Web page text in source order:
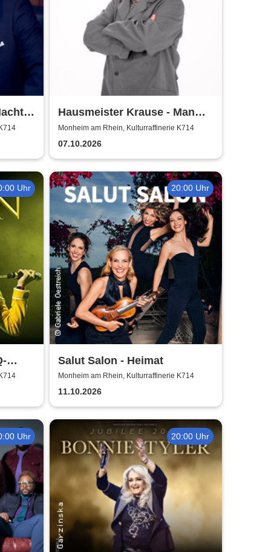
Hausmeister Krause - Man
lebt nur zweimal
Monheim am Rhein, Kulturraffinerie K714
07.10.2026
Uhr 20:00 Uhr
Salut Salon - Heimat
Monheim am Rhein, Kulturraffinerie K714
11.10.2026
Uhr 20:00 Uhr